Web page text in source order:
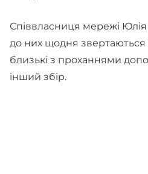
Співвласниця мережі
до них щодня звертаються
близькі з проханнями
інший збір.